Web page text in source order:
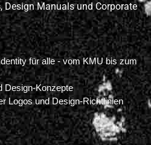
Design Manuals und Corporate
für alle - vom KMU bis zum
Design-Konzepte
Logos und Design-Richtlinien